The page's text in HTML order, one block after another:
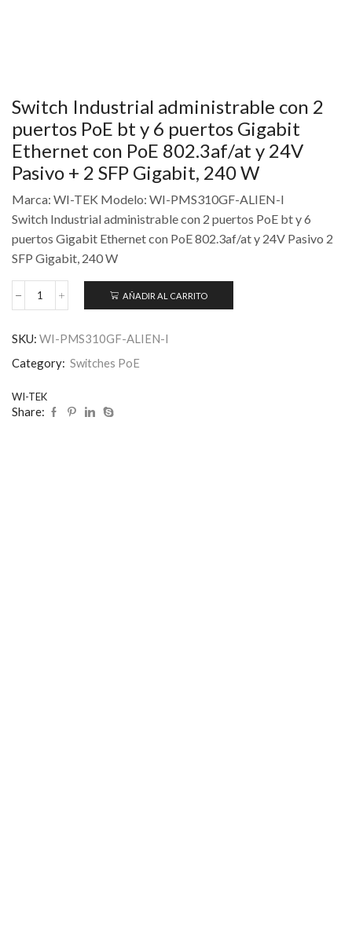
Switch Industrial administrable con 2
puertos PoE bt y 6 puertos Gigabit
Ethernet con PoE 802.3af/at y 24V
Pasivo + 2 SFP Gigabit, 240 W
Marca: WI-TEK Modelo: WI-PMS310GF-ALIEN-I
Switch Industrial administrable con 2 puertos PoE bt y 6
puertos Gigabit Ethernet con PoE 802.3af/at y 24V Pasivo 2
SFP Gigabit, 240 W
AÑADIR AL CARRITO
SKU: WI-PMS310GF-ALIEN-I
Category: Switches PoE
WI-TEK
Share: